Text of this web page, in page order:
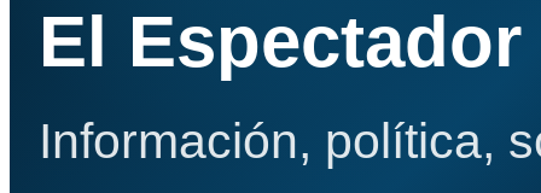
El Espectador
Información, política,